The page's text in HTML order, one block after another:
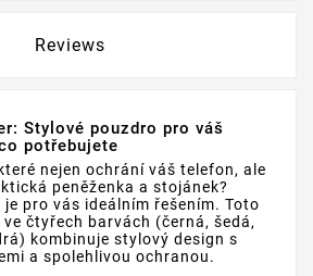
Reviews
Stylové pouzdro pro váš
potřebujete
nejen ochrání váš telefon, ale
peněženka a stojánek?
je pro vás ideálním řešením. Toto
čtyřech barvách (černá, šedá,
kombinuje stylový design s
a spolehlivou ochranou.